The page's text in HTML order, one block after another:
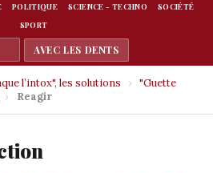
POLITIQUE SCIENCE - TECHNO
SOCIÉTÉ
SPORT
l’intox", les solutions ›
"Guette
› Reagir